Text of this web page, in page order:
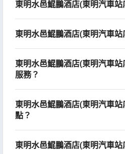
東明水邑鯤鵬酒店(東明汽車
東明水邑鯤鵬酒店(東明汽車
東明水邑鯤鵬酒店(東明汽車
服務？
東明水邑鯤鵬酒店(東明汽車
點？
東明水邑鯤鵬酒店(東明汽車